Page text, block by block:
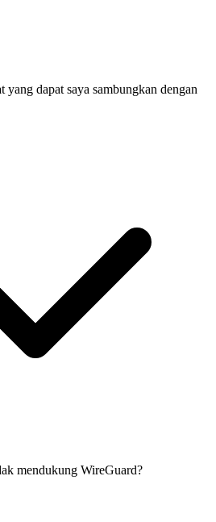
yang dapat saya sambungkan dengan
mendukung WireGuard?